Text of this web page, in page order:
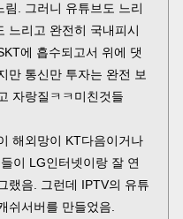
. 그러니 유튜브도 느리
느리고 완전히 국내피시
에 흡수되고서 위에 댓
만 통신만 투자는 완전 보
자랑질ㅋㅋ미친것들
해외망이 KT다음이거나
이 LG인터넷이랑 잘 연
랬음. 그런데 IPTV의 유튜
쉬서버를 만들었음.